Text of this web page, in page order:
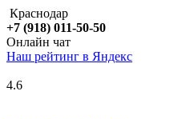
Краснодар
+7 (918) 011-50-50
Онлайн чат
Наш рейтинг в Яндекс
4.6